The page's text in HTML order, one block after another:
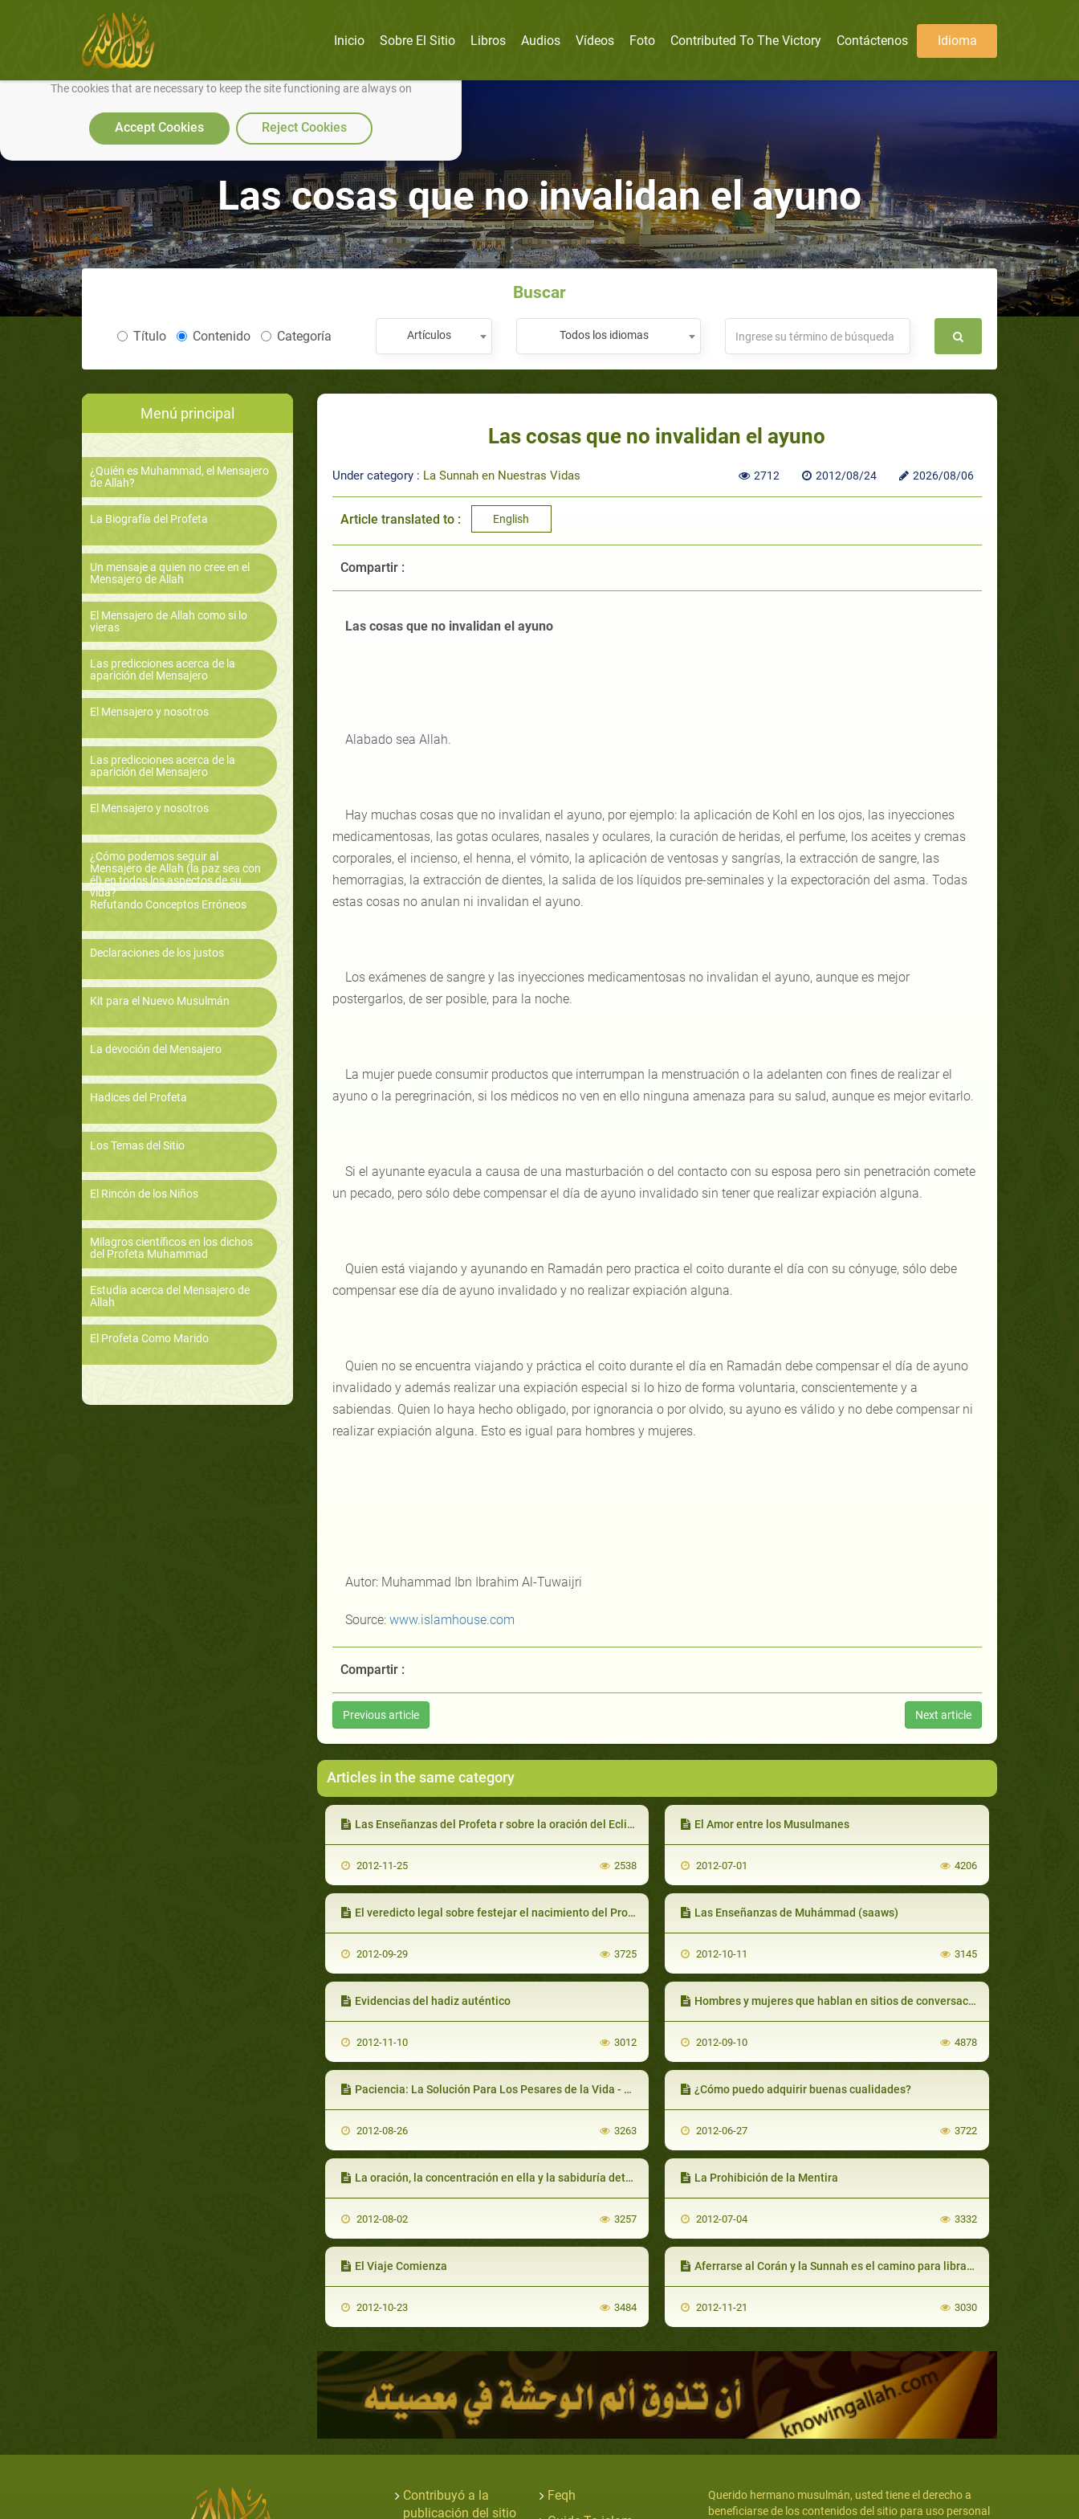
We use cookies to make our site work well for you and so we can continually improve it.
The cookies that are necessary to keep the site functioning are always on
Accept Cookies Reject Cookies
Inicio Sobre El Sitio Libros Audios Vídeos Foto Contributed To The Victory Contáctenos Idioma
Las cosas que no invalidan el ayuno
Buscar
Título Contenido Categoría Artículos Todos los idiomas
Menú principal
¿Quién es Muhammad, el Mensajero
de Allah?
La Biografía del Profeta
Un mensaje a quien no cree en el
Mensajero de Allah
El Mensajero de Allah como si lo
vieras
Las predicciones acerca de la
aparición del Mensajero
El Mensajero y nosotros
Las predicciones acerca de la
aparición del Mensajero
El Mensajero y nosotros
¿Cómo podemos seguir al
Mensajero de Allah (la paz sea con
él) en todos los aspectos de su
vida?
Refutando Conceptos Erróneos
Declaraciones de los justos
Kit para el Nuevo Musulmán
La devoción del Mensajero
Hadices del Profeta
Los Temas del Sitio
El Rincón de los Niños
Milagros científicos en los dichos
del Profeta Muhammad
Estudia acerca del Mensajero de
Allah
El Profeta Como Marido
Las cosas que no invalidan el ayuno
Under category : La Sunnah en Nuestras Vidas 2712 2012/08/24 2026/08/06
Article translated to : English
Compartir :
Las cosas que no invalidan el ayuno
Alabado sea Allah.
Hay muchas cosas que no invalidan el ayuno, por ejemplo: la aplicación de Kohl en los ojos, las inyecciones
medicamentosas, las gotas oculares, nasales y oculares, la curación de heridas, el perfume, los aceites y cremas
corporales, el incienso, el henna, el vómito, la aplicación de ventosas y sangrías, la extracción de sangre, las
hemorragias, la extracción de dientes, la salida de los líquidos pre-seminales y la expectoración del asma. Todas
estas cosas no anulan ni invalidan el ayuno.
Los exámenes de sangre y las inyecciones medicamentosas no invalidan el ayuno, aunque es mejor
postergarlos, de ser posible, para la noche.
La mujer puede consumir productos que interrumpan la menstruación o la adelanten con fines de realizar el
ayuno o la peregrinación, si los médicos no ven en ello ninguna amenaza para su salud, aunque es mejor evitarlo.
Si el ayunante eyacula a causa de una masturbación o del contacto con su esposa pero sin penetración comete
un pecado, pero sólo debe compensar el día de ayuno invalidado sin tener que realizar expiación alguna.
Quien está viajando y ayunando en Ramadán pero practica el coito durante el día con su cónyuge, sólo debe
compensar ese día de ayuno invalidado y no realizar expiación alguna.
Quien no se encuentra viajando y práctica el coito durante el día en Ramadán debe compensar el día de ayuno
invalidado y además realizar una expiación especial si lo hizo de forma voluntaria, conscientemente y a
sabiendas. Quien lo haya hecho obligado, por ignorancia o por olvido, su ayuno es válido y no debe compensar ni
realizar expiación alguna. Esto es igual para hombres y mujeres.
Autor: Muhammad Ibn Ibrahim Al-Tuwaijri
Source: www.islamhouse.com
Compartir :
Previous article Next article
Articles in the same category
Las Enseñanzas del Profeta r sobre la oración del Eclipse
2012-11-25 2538
El Amor entre los Musulmanes
2012-07-01 4206
El veredicto legal sobre festejar el nacimiento del Profeta (saaws)-Parte 1
2012-09-29 3725
Las Enseñanzas de Muhámmad (saaws)
2012-10-11 3145
Evidencias del hadiz auténtico
2012-11-10 3012
Hombres y mujeres que hablan en sitios de conversación por Internet
2012-09-10 4878
Paciencia: La Solución Para Los Pesares de la Vida - Parte 1
2012-08-26 3263
¿Cómo puedo adquirir buenas cualidades?
2012-06-27 3722
La oración, la concentración en ella y la sabiduría detrás de su prescripción
2012-08-02 3257
La Prohibición de la Mentira
2012-07-04 3332
El Viaje Comienza
2012-10-23 3484
Aferrarse al Corán y la Sunnah es el camino para librarse de los problemas y las discordias (Fitan)
2012-11-21 3030
Contribuyó a la
publicación del sitio
Feqh
Querido hermano musulmán, usted tiene el derecho a
beneficiarse de los contenidos del sitio para uso personal